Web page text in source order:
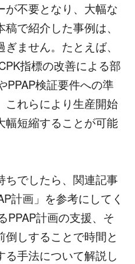
が不要となり、大幅な
で紹介した事例は、
ません。たとえば、
指標の改善による部
PPAP検証要件への準
これらにより生産開始
幅短縮することが可能
ちでしたら、関連記事
計画」を参考にしてく
PPAP計画の支援、そ
倒しすることで時間と
る手法について解説し